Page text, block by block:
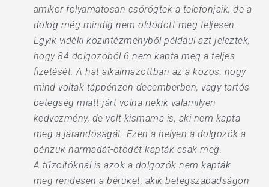
amikor folyamatosan csörögtek a telefonjaik, de a
dolog még mindig nem oldódott meg teljesen.
Egyik vidéki közintézményből például azt jelezték,
hogy 84 dolgozóból 6 nem kapta meg a teljes
fizetését. A hat alkalmazottban az a közös, hogy
mind voltak táppénzen decemberben, vagy tartós
betegség miatt járt volna nekik valamilyen
kedvezmény, de volt kismama is, aki nem kapta
meg a járandóságát. Ezen a helyen a dolgozók a
pénzük harmadát-ötödét kapták csak meg.
A tűzoltóknál is azok a dolgozók nem kapták
meg rendesen a bérüket, akik betegszabadságon